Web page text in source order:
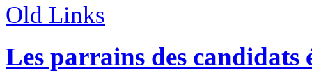
Old Links
Les parrains des candidats